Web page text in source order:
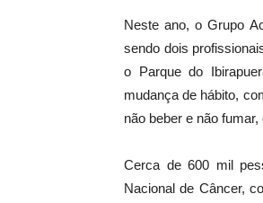
Neste ano, o Grupo
sendo dois
o Parque do
mudança de hábito,
não beber e não
Cerca de 600 mil
Nacional de Câncer,